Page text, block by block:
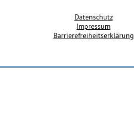
Datenschutz
Impressum
Barrierefreiheitserklärung